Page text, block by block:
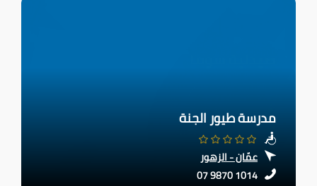
مدرسة طيور الجنة
عمّان - الزهور
07 9870 1014